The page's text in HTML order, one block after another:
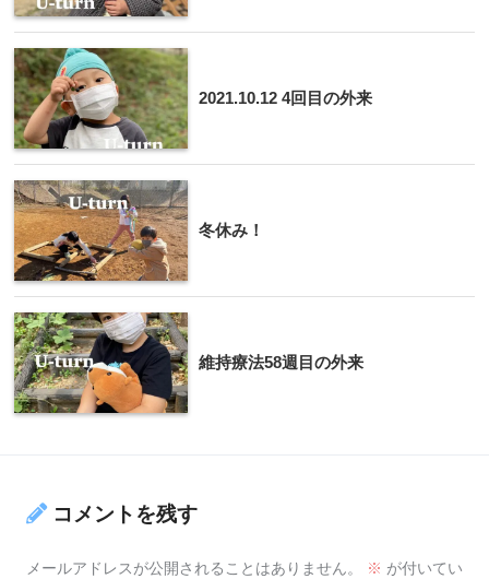
2021.10.12 4回目の外来
冬休み！
維持療法58週目の外来
コメントを残す
メールアドレスが公開されることはありません。 ※ が付いてい